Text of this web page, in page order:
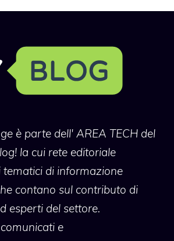
è parte dell' AREA TECH del
la cui rete editoriale
tematici di informazione
contano sul contributo di
esperti del settore.
e